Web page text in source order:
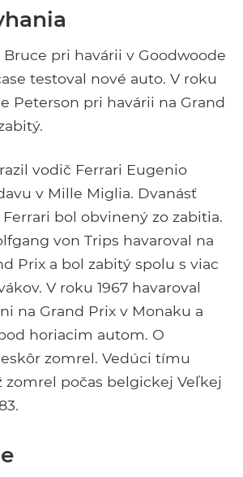
Bruce pri havárii v Goodwoode
testoval nové auto. V roku
Peterson pri havárii na Grand
vodič Ferrari Eugenio
v Mille Miglia. Dvanásť
bol obvinený zo zabitia.
von Trips havaroval na
Prix a bol zabitý spolu s viac
V roku 1967 havaroval
na Grand Prix v Monaku a
horiacim autom. O
zomrel. Vedúci tímu
zomrel počas belgickej Veľkej